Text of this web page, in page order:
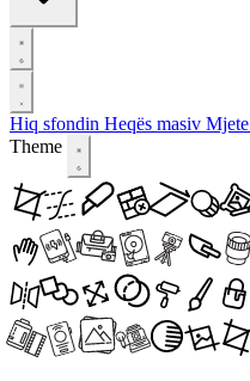
Hiq sfondin Heqës masiv Mjete
Theme